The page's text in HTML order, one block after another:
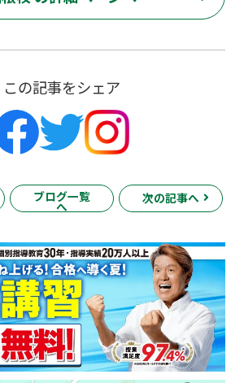
この記事をシェア
ブログ一覧
へ
次の記事へ